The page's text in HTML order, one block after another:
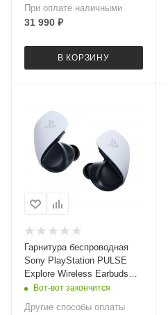
При оплате наличными
31 990 ₽
В КОРЗИНУ
Гарнитура беспроводная
Sony PlayStation PULSE
Explore Wireless Earbuds
White (PS5) БУ
Вот-вот закончится
Другие способы оплаты